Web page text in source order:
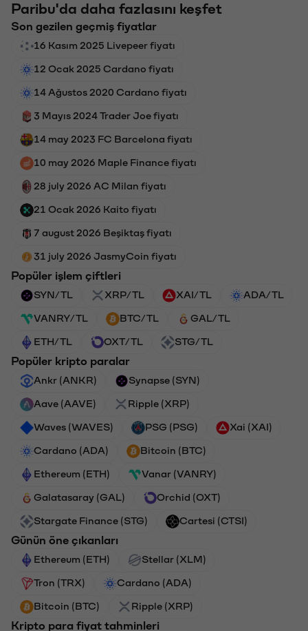
Paribu'da daha fazlasını keşfet
Son gezilen geçmiş fiyatlar
16 Kasım 2025 Livepeer fiyatı
12 Ocak 2025 Cardano fiyatı
14 Ağustos 2020 Cardano fiyatı
3 Mayıs 2024 Trader Joe fiyatı
14 may 2023 FC Barcelona fiyatı
10 may 2026 Maple Finance fiyatı
28 july 2026 AC Milan fiyatı
21 Ocak 2026 Kaito fiyatı
7 august 2026 Beşiktaş fiyatı
31 july 2026 JasmyCoin fiyatı
Popüler işlem çiftleri
SYN/TL XRP/TL XAI/TL ADA/TL
VANRY/TL BTC/TL GAL/TL
ETH/TL OXT/TL STG/TL
Popüler kripto paralar
Ankr (ANKR) Synapse (SYN)
Aave (AAVE) Ripple (XRP)
Waves (WAVES) PSG (PSG) Xai (XAI)
Cardano (ADA) Bitcoin (BTC)
Ethereum (ETH) Vanar (VANRY)
Galatasaray (GAL) Orchid (OXT)
Stargate Finance (STG) Cartesi (CTSI)
Günün öne çıkanları
Ethereum (ETH) Stellar (XLM)
Tron (TRX) Cardano (ADA)
Bitcoin (BTC) Ripple (XRP)
Kripto para fiyat tahminleri